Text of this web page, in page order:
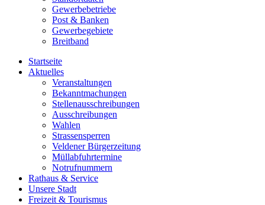
Gewerbebetriebe
Post & Banken
Gewerbegebiete
Breitband
Startseite
Aktuelles
Veranstaltungen
Bekanntmachungen
Stellenausschreibungen
Ausschreibungen
Wahlen
Strassensperren
Veldener Bürgerzeitung
Müllabfuhrtermine
Notrufnummern
Rathaus & Service
Unsere Stadt
Freizeit & Tourismus